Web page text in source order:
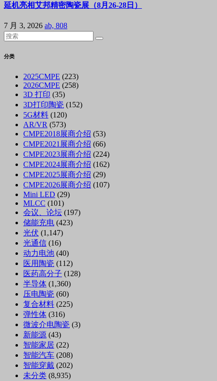
延机亮相艾邦精密陶瓷展（8月26-28日）
7 月 3, 2026 ab, 808
分类
2025CMPE (223)
2026CMPE (258)
3D 打印 (35)
3D打印陶瓷 (152)
5G材料 (120)
AR/VR (573)
CMPE2018展商介绍 (53)
CMPE2021展商介绍 (66)
CMPE2023展商介绍 (224)
CMPE2024展商介绍 (162)
CMPE2025展商介绍 (29)
CMPE2026展商介绍 (107)
Mini LED (29)
MLCC (101)
会议、论坛 (197)
储能充电 (423)
光伏 (1,147)
光通信 (16)
动力电池 (40)
医用陶瓷 (112)
医药高分子 (128)
半导体 (1,360)
压电陶瓷 (60)
复合材料 (225)
弹性体 (316)
微波介电陶瓷 (3)
新能源 (43)
智能家居 (22)
智能汽车 (208)
智能穿戴 (202)
未分类 (8,935)